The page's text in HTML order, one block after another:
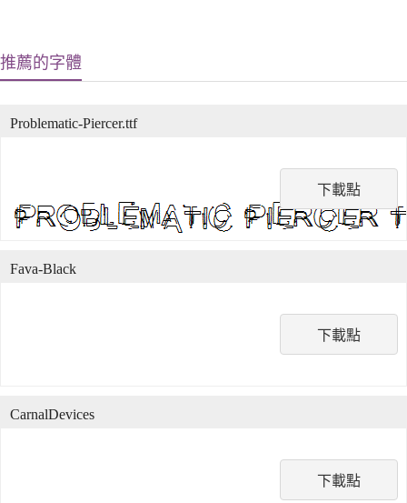
推薦的字體
下載點
Problematic-Piercer.ttf
下載點
Fava-Black
下載點
CarnalDevices